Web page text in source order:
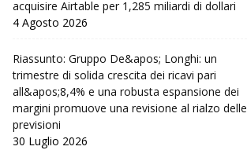
acquisire Airtable per 1,285 miliardi di dollari
4 Agosto 2026
Riassunto: Gruppo De&apos; Longhi: un
trimestre di solida crescita dei ricavi pari
all&apos;8,4% e una robusta espansione dei
margini promuove una revisione al rialzo delle
previsioni
30 Luglio 2026